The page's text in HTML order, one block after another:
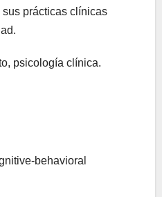
prácticas clínicas
psicología clínica.
behavioral